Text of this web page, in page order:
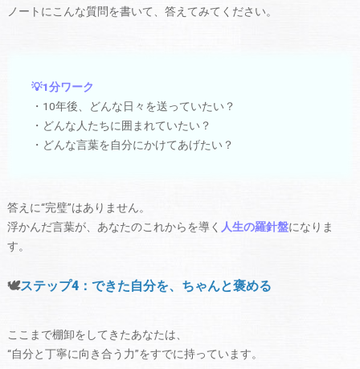
ノートにこんな質問を書いて、答えてみてください。
💡1分ワーク
・10年後、どんな日々を送っていたい？
・どんな人たちに囲まれていたい？
・どんな言葉を自分にかけてあげたい？
答えに“完璧”はありません。
浮かんだ言葉が、あなたのこれからを導く 人生の羅針盤になりま
す。
🕊️ステップ4：できた自分を、ちゃんと褒める
ここまで棚卸をしてきたあなたは、
“自分と丁寧に向き合う力”をすでに持っています。